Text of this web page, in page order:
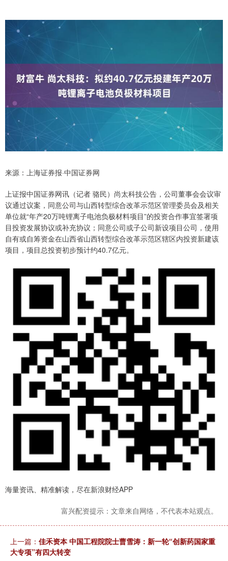
来源：上海证券报·中国证券网
上证报中国证券网讯（记者 骆民）尚太科技公告，公司董事会会议审
议通过议案，同意公司与山西转型综合改革示范区管理委员会及相关
单位就“年产20万吨锂离子电池负极材料项目”的投资合作事宜签署项
目投资发展协议或补充协议；同意公司或子公司新设项目公司，使用
自有或自筹资金在山西省山西转型综合改革示范区辖区内投资新建该
项目，项目总投资初步预计约40.7亿元。
海量资讯、精准解读，尽在新浪财经APP
富兴配资提示：文章来自网络，不代表本站观点。
上一篇： 佳禾资本 中国工程院院士曹雪涛：新一轮“创新药国家重
大专项”有四大转变